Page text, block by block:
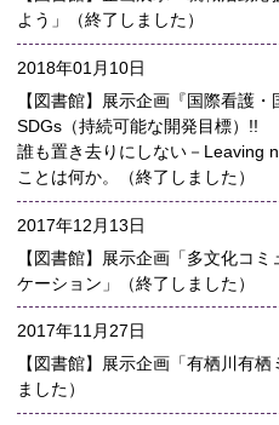
よう」（終了しました）
2018年01月10日
【図書館】展示企画『国際看護
SDGs（持続可能な開発目標）!!
誰も置き去りにしない－Leaving
ことは何か。（終了しました）
2017年12月13日
【図書館】展示企画「多文化コ
ケーション」（終了しました）
2017年11月27日
【図書館】展示企画「有栖川有
ました）